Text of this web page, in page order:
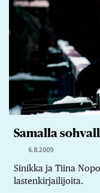
Samalla
6.8.2009
Sinikka ja Tiina
lastenkirjailijoita.